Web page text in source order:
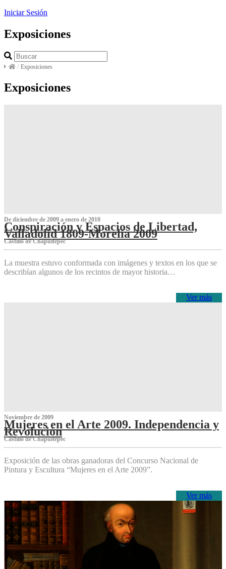
Iniciar Sesión
Exposiciones
/ Exposiciones
Exposiciones
De diciembre de 2009 a enero de 2010
Conspiración y Espacios de Libertad,
Valladolid 1809-Morelia 2009
Castillo de Chapultepec
La muestra estuvo conformada con imágenes y textos en los que se
describían algunos de los recintos de mayor historia…
Ver más
Noviembre de 2009
Mujeres en el Arte 2009. Independencia y
Revolución
Castillo de Chapultepec
Exposición de las obras ganadoras del Concurso Nacional de
Pintura y Escultura “Mujeres en el Arte 2009”.
Ver más